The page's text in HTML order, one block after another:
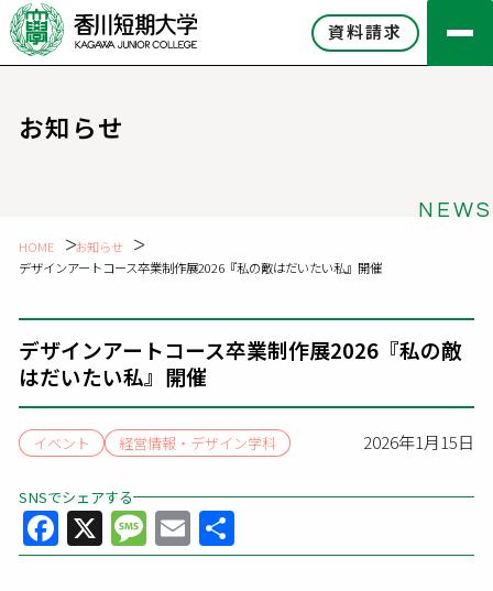
資料請求
お知らせ
NEWS
HOME
お知らせ
デザインアートコース卒業制作展2026『私の敵はだいたい私』開催
デザインアートコース卒業制作展2026『私の敵
はだいたい私』開催
イベント 経営情報・デザイン学科 2026年1月15日
SNSでシェアする
Facebook
X Message
Email
有